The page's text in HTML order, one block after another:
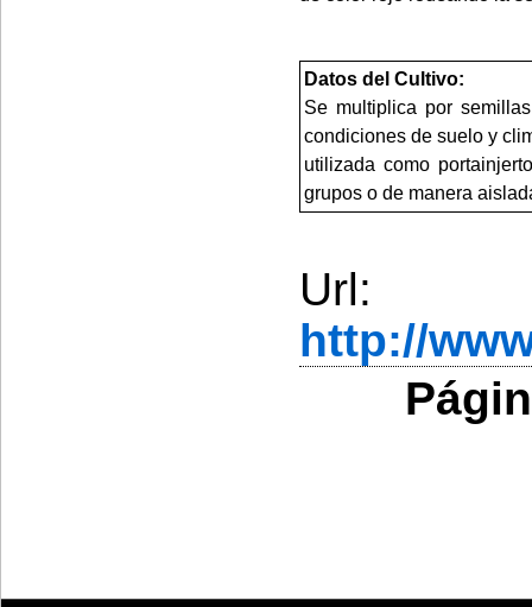
Datos del Cultivo:
Se multiplica por
condiciones de suelo y
utilizada como
grupos o de manera
Url:
http://